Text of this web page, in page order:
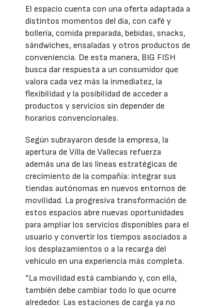
El espacio cuenta con una oferta adaptada a
distintos momentos del día, con café y
bollería, comida preparada, bebidas, snacks,
sándwiches, ensaladas y otros productos de
conveniencia. De esta manera, BIG FISH
busca dar respuesta a un consumidor que
valora cada vez más la inmediatez, la
flexibilidad y la posibilidad de acceder a
productos y servicios sin depender de
horarios convencionales.
Según subrayaron desde la empresa, la
apertura de Villa de Vallecas refuerza
además una de las líneas estratégicas de
crecimiento de la compañía: integrar sus
tiendas autónomas en nuevos entornos de
movilidad. La progresiva transformación de
estos espacios abre nuevas oportunidades
para ampliar los servicios disponibles para el
usuario y convertir los tiempos asociados a
los desplazamientos o a la recarga del
vehículo en una experiencia más completa.
“La movilidad está cambiando y, con ella,
también debe cambiar todo lo que ocurre
alrededor. Las estaciones de carga ya no